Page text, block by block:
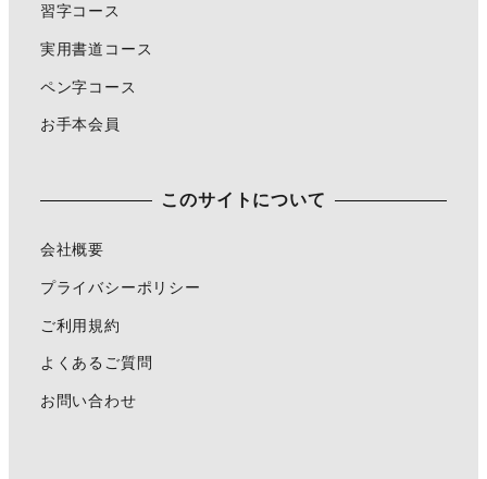
習字コース
実用書道コース
ペン字コース
お手本会員
このサイトについて
会社概要
プライバシーポリシー
ご利用規約
よくあるご質問
お問い合わせ